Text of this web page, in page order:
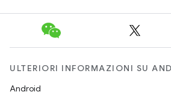
ULTERIORI INFORMAZIONI SU
Android